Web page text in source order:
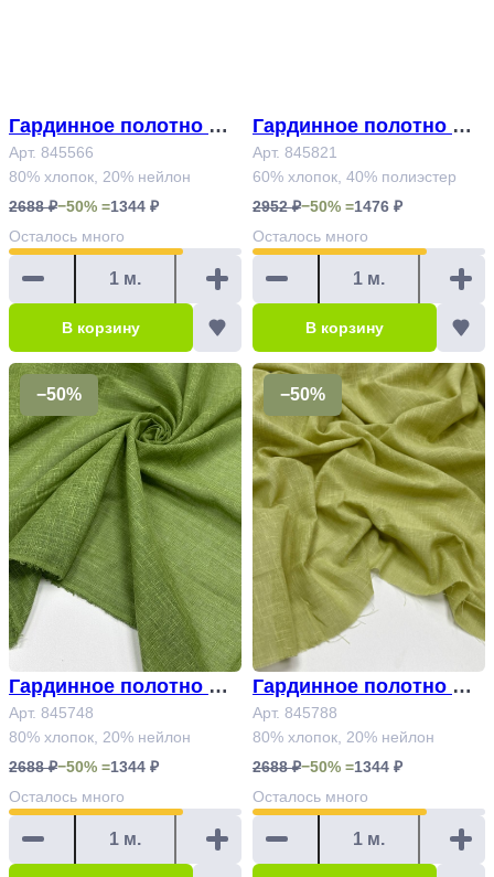
Гардинное полотно Ар
т.845566
Арт. 845566
80% хлопок, 20% нейлон
2688 ₽−50% =1344 ₽
Осталось много
В корзину
Гардинное полотно Ар
т.845821
Арт. 845821
60% хлопок, 40% полиэстер
2952 ₽−50% =1476 ₽
Осталось много
В корзину
−50%
Гардинное полотно Ар
т.845748
Арт. 845748
80% хлопок, 20% нейлон
2688 ₽−50% =1344 ₽
Осталось много
−50%
Гардинное полотно Ар
т.845788
Арт. 845788
80% хлопок, 20% нейлон
2688 ₽−50% =1344 ₽
Осталось много